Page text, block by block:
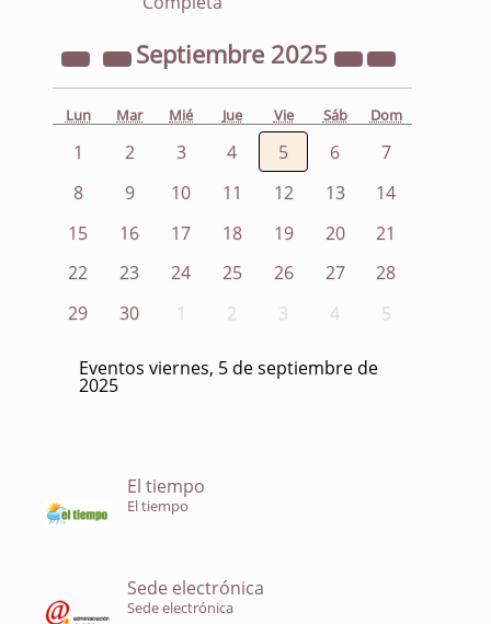
Septiembre 2025
Lun Mar Mié Jue Vie Sáb Dom
1 2 3 4 5 6
7
8
9 10 11 12 13
14
15
16 17 18 19 20
21
22
23 24 25 26 27
28
29
30 1 2 3 4 5
Eventos viernes, 5 de septiembre de
2025
El tiempo
El tiempo
Sede electrónica
Sede electrónica